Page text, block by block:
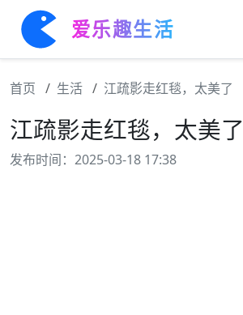
爱乐趣生活
首页 生活 江疏影走红毯，太美了
江疏影走红毯，太美了
发布时间：2025-03-18 17:38